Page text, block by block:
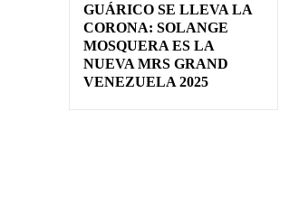
GUÁRICO SE LLEVA LA
CORONA: SOLANGE
MOSQUERA ES LA
NUEVA MRS GRAND
VENEZUELA 2025